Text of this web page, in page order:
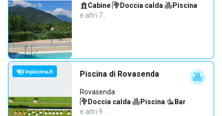
Cabine· Doccia calda· Piscina·
e altri 7…
Piscina di Rovasenda
Rovasenda
Doccia calda· Piscina· Bar·
e altri 9…